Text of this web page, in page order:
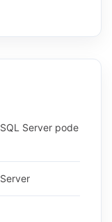
Server pode